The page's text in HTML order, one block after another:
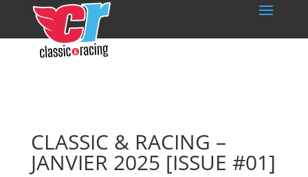
CLASSIC & RACING –
JANVIER 2025 [ISSUE #01]